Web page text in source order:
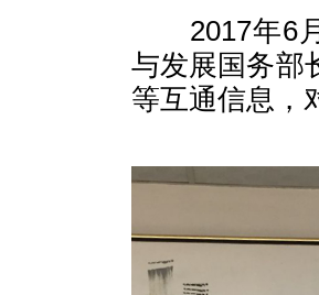
2017年6月
与发展国务部
等互通信息，